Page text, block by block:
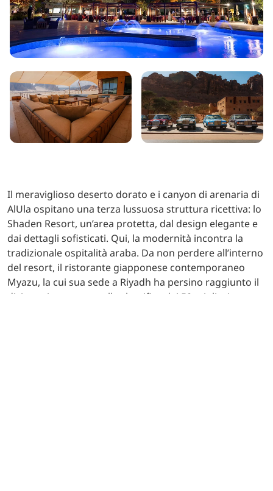
Il meraviglioso deserto dorato e i canyon di arenaria di
AlUla ospitano una terza lussuosa struttura ricettiva: lo
Shaden Resort, un’area protetta, dal design elegante e
dai dettagli sofisticati. Qui, la modernità incontra la
tradizionale ospitalità araba. Da non perdere all’interno
del resort, il ristorante giapponese contemporaneo
Myazu, la cui sua sede a Riyadh ha persino raggiunto il
diciottesimo posto nella classifica dei 50 migliori